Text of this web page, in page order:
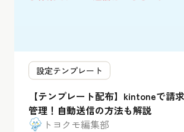
設定テンプレート
【テンプレート配布】kintoneで請
管理！自動送信の方法も解説
トヨクモ編集部